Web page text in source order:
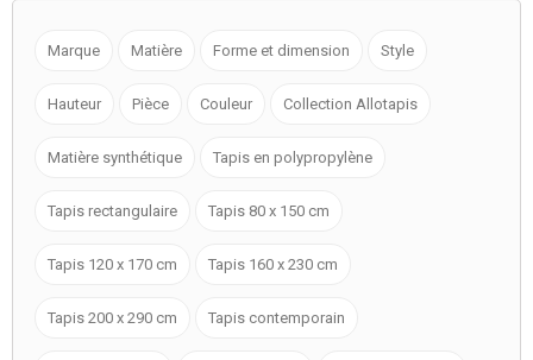
Marque Matière Forme et dimension Style
Hauteur Pièce Couleur Collection Allotapis
Matière synthétique Tapis en polypropylène
Tapis rectangulaire Tapis 80 x 150 cm
Tapis 120 x 170 cm Tapis 160 x 230 cm
Tapis 200 x 290 cm Tapis contemporain